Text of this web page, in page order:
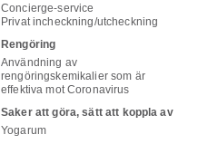
Concierge-service
Privat incheckning/utcheckning
Rengöring
Användning av
rengöringskemikalier som är
effektiva mot Coronavirus
Saker att göra, sätt att koppla av
Yogarum